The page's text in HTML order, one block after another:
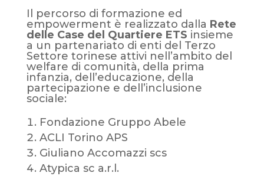
Il percorso di formazione ed
empowerment è realizzato dalla Rete
delle Case del Quartiere ETS insieme
a un partenariato di enti del Terzo
Settore torinese attivi nell ’ambito del
welfare di comunità, della prima
infanzia, dell ’educazione, della
partecipazione e dell ’inclusione
sociale:
Fondazione Gruppo Abele
ACLI Torino APS
Giuliano Accomazzi scs
Atypica sc a.r.l.